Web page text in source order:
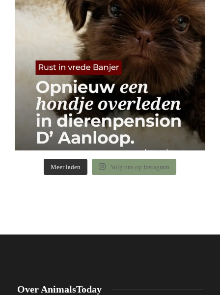
Meer laden Volg ons op Instagram
Over AnimalsToday